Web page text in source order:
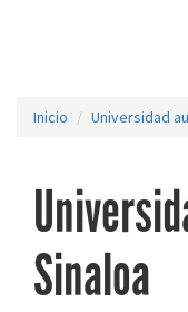
Inicio Universidad
Sinaloa